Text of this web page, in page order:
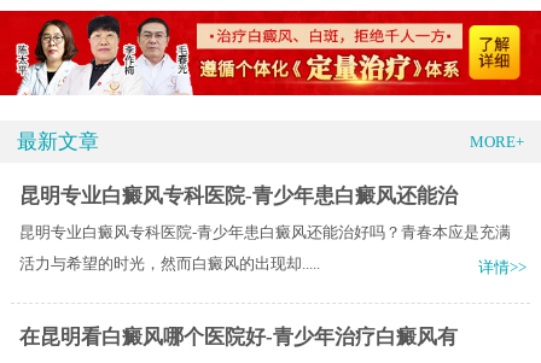
最新文章 MORE+
昆明专业白癜风专科医院-青少年患白癜风还能治
昆明专业白癜风专科医院-青少年患白癜风还能治好吗？青春本应是充满
活力与希望的时光，然而白癜风的出现却.....
详情>>
在昆明看白癜风哪个医院好-青少年治疗白癜风有